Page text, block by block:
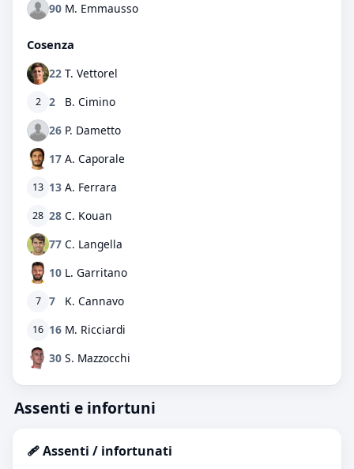
90 M. Emmausso
Cosenza
22 T. Vettorel
2 2
B. Cimino
26 P. Dametto
17 A. Caporale
13 13 A. Ferrara
28 28 C. Kouan
77 C. Langella
10 L. Garritano
7 7 K. Cannavo
16 16 M. Ricciardi
30 S. Mazzocchi
Assenti e infortuni
🩹 Assenti / infortunati